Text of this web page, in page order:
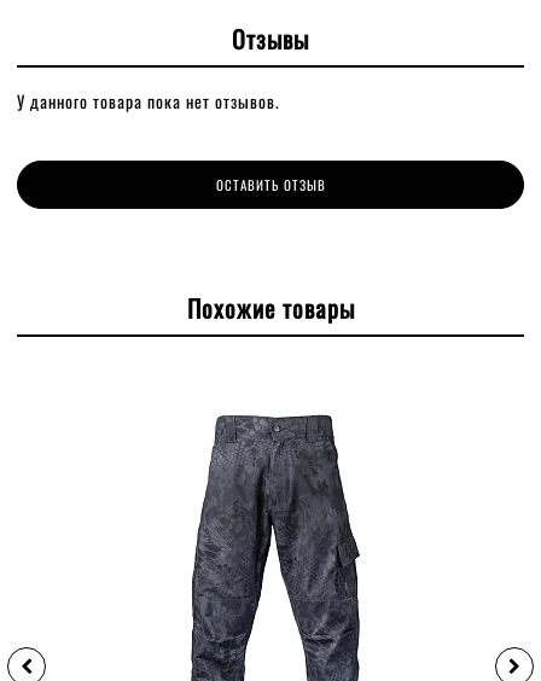
Отзывы
У данного товара пока нет отзывов.
ОСТАВИТЬ ОТЗЫВ
Похожие товары